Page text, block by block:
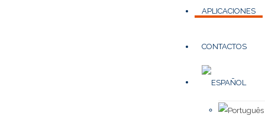
APLICACIONES
CONTACTOS